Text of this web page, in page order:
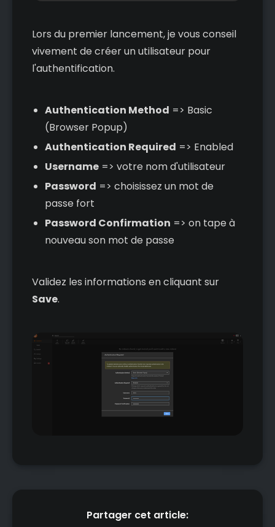
Lors du premier lancement, je vous conseil
vivement de créer un utilisateur pour
l'authentification.
Authentication Method => Basic
(Browser Popup)
Authentication Required => Enabled
Username=> votre nom d'utilisateur
Password => choisissez un mot de
passe fort
Password Confirmation => on tape à
nouveau son mot de passe
Validez les informations en cliquant sur
Save.
Partager cet article: